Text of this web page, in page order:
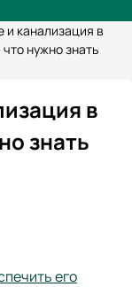
и канализация в
нужно знать
в
знать
его